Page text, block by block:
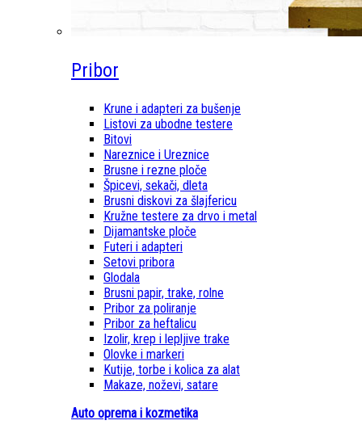
Pribor
Krune i adapteri za bušenje
Listovi za ubodne testere
Bitovi
Nareznice i Ureznice
Brusne i rezne ploče
Špicevi, sekači, dleta
Brusni diskovi za šlajfericu
Kružne testere za drvo i metal
Dijamantske ploče
Futeri i adapteri
Setovi pribora
Glodala
Brusni papir, trake, rolne
Pribor za poliranje
Pribor za heftalicu
Izolir, krep i lepljive trake
Olovke i markeri
Kutije, torbe i kolica za alat
Makaze, noževi, satare
Auto oprema i kozmetika